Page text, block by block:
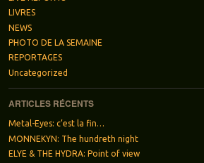
LIVRES
NEWS
PHOTO DE LA SEMAINE
REPORTAGES
Uncategorized
ARTICLES RÉCENTS
Metal-Eyes: c’est la fin…
MONNEKYN: The hundreth night
ELYE & THE HYDRA: Point of view